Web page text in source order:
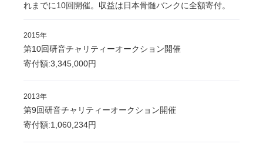
れまでに10回開催。収益は日本骨髄バンクに全額寄付。
2015年
第10回研音チャリティーオークション開催
寄付額:3,345,000円
2013年
第9回研音チャリティーオークション開催
寄付額:1,060,234円